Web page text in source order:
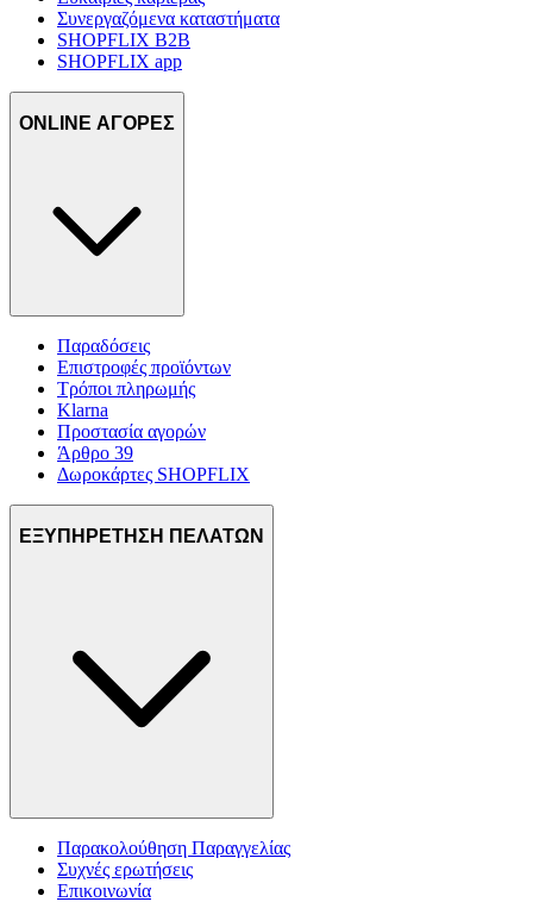
Συνεργαζόμενα καταστήματα
SHOPFLIX B2B
SHOPFLIX app
ONLINE ΑΓΟΡΕΣ
Παραδόσεις
Επιστροφές προϊόντων
Τρόποι πληρωμής
Klarna
Προστασία αγορών
Άρθρο 39
Δωροκάρτες SHOPFLIX
ΕΞΥΠΗΡΕΤΗΣΗ ΠΕΛΑΤΩΝ
Παρακολούθηση Παραγγελίας
Συχνές ερωτήσεις
Επικοινωνία